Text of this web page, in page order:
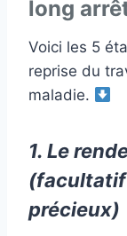
long
Voici les 5
reprise du
maladie.
1. Le
(facultatif
précieux)